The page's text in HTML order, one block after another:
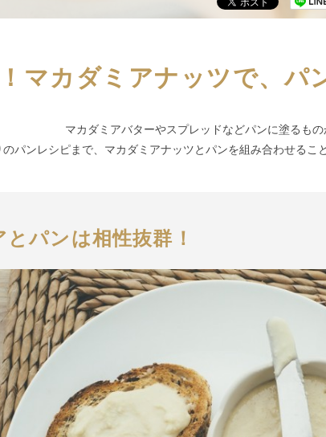
マカダミアナッツで、パ
マカダミアバターやスプレッドなどパンに塗るも
パンレシピまで、マカダミアナッツとパンを組み合わせるこ
パンは相性抜群！